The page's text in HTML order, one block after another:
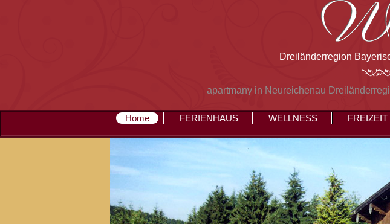
Dreiländerregion
apartmany in Neureichenau
Home FERIENHAUS WELLNESS FREIZEIT